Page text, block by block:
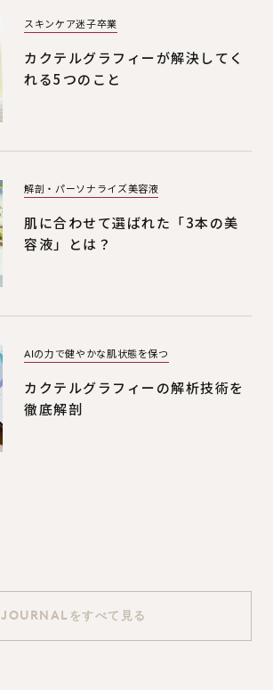
スキンケア迷子卒業
カクテルグラフィーが解決してく
れる5つのこと
解剖・パーソナライズ美容液
肌に合わせて選ばれた「3本の美
容液」とは？
AIの力で健やかな肌状態を保つ
カクテルグラフィーの解析技術を
徹底解剖
JOURNAL をすべて見る